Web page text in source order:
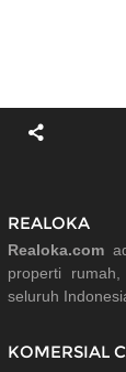
REALOKA
Realoka.com
properti
seluruh
KOMERSIAL